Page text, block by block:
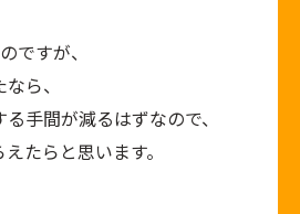
ですが、
ら、
手間が減るはずなので、
たらと思います。